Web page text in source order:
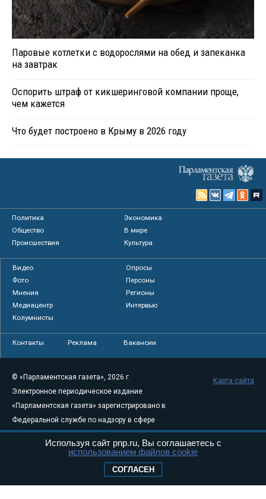
Паровые котлетки с водорослями на обед и запеканка
на завтрак
Оспорить штраф от кикшеринговой компании проще,
чем кажется
Что будет построено в Крыму в 2026 году
Политика
Экономика
Общество
В мире
Происшествия
Культура
Видео
Опросы
Фото
Персоны
Мнения
Регионы
Медиацентр
Интервью
Колумнисты
Контакты Реклама Вакансии
© «Парламентская газета», 2026 г.
Электронное периодическое издание
«Парламентская газета» зарегистрировано в
Федеральной службе по надзору в сфере
связи, информационных технологий и
массовых коммуникаций (Роскомнадзор) 05
Свидетельство о регистрации Эл № ФС77-
Карта сайта
Используя сайт pnp.ru, Вы соглашаетесь с
использованием файлов cookie
СОГЛАСЕН